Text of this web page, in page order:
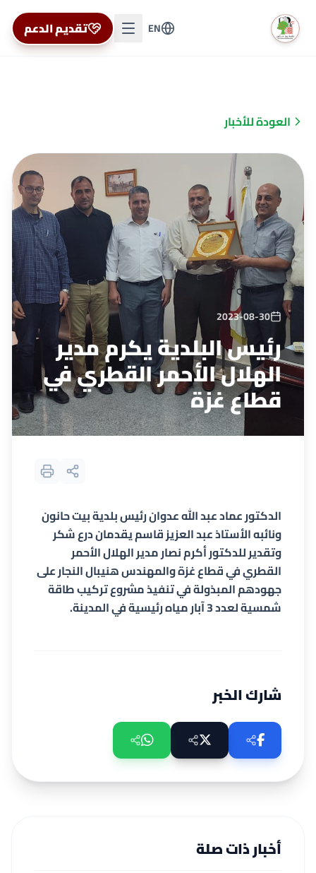
EN تقديم الدعم
العودة للأخبار
2023-08-30
رئيس البلدية يكرم مدير
الهلال الأحمر القطري في
قطاع غزة
الدكتور عماد عبد الله عدوان رئيس بلدية بيت حانون
ونائبه الأستاذ عبد العزيز قاسم يقدمان درع شكر
وتقدير للدكتور أكرم نصار مدير الهلال الأحمر
القطري في قطاع غزة والمهندس هنيبال النجار على
جهودهم المبذولة في تنفيذ مشروع تركيب طاقة
شمسية لعدد 3 آبار مياه رئيسية في المدينة.
شارك الخبر
أخبار ذات صلة